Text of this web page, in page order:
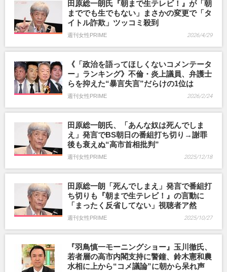
田原総一朗氏『朝まで生テレビ！』が「朝
まででも生でもない」まさかの変更で「タ
イトル詐欺」ツッコミ殺到
週刊女性PRIME 2026/4/29
《「政治を語ってほしくないコメンテータ
ー」ランキング》不倫・炎上議員、弁護士
らを抑えた“暴言失言”だらけの1位は
週刊女性PRIME 2026/2/24
田原総一朗氏、「あんな奴は死んでしま
え」発言でBS朝日の番組打ち切り→謝罪
後も衰えぬ“高市首相批判”
週刊女性PRIME 2025/12/18
田原総一朗「死んでしまえ」発言で番組打
ち切りも『朝まで生テレビ！』の言動に
「まったく反省してない」視聴者ア然
週刊女性PRIME 2025/10/27
『羽鳥慎一モーニングショー』玉川徹氏、
若者層の高市内閣支持に警鐘、鈴木憲和農
水相に上から“コメ議論”に朝から呆れ声